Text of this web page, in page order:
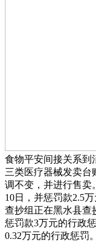
食物平安间接关系到
三类医疗器械发卖台
调不变，并进行售卖
10日，并惩罚款2.5
查抄组正在黑水县查
惩罚款3万元的行政
0.32万元的行政惩罚。